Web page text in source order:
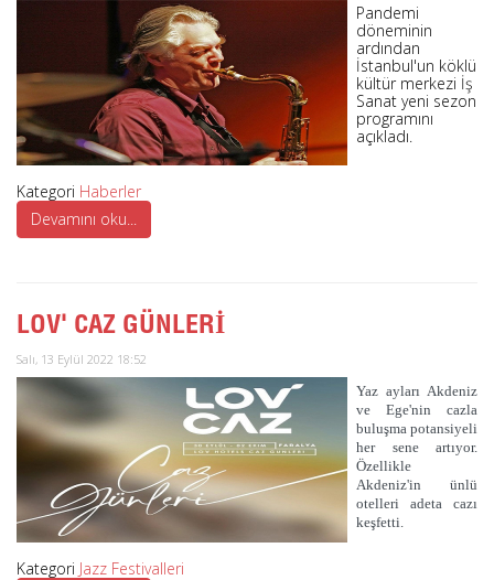
Pandemi
döneminin
ardından
İstanbul'un köklü
kültür merkezi İş
Sanat yeni sezon
programını
açıkladı.
Kategori Haberler
Devamını oku...
LOV' CAZ GÜNLERİ
Salı, 13 Eylül 2022 18:52
Yaz ayları Akdeniz
ve Ege'nin cazla
buluşma potansiyeli
her sene artıyor.
Özellikle
Akdeniz'in ünlü
otelleri adeta cazı
keşfetti.
Kategori Jazz Festivalleri